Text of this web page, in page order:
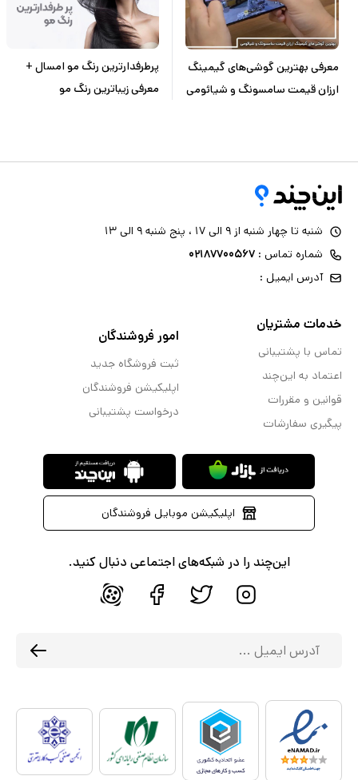
معرفی بهترین گوشی‌های گیمینگ
ارزان‌ قیمت سامسونگ و شیائومی
پرطرفدارترین رنگ مو امسال +
معرفی زیباترین رنگ مو
شنبه تا چهار شنبه از ۹ الی ۱۷ ، پنج شنبه ۹ الی ۱۳
شماره تماس : ۰۲۱۸۷۷۰۰۵۶۷
آدرس ایمیل :
خدمات مشتریان
تماس با پشتیبانی
اعتماد به این‌چند
قوانین و مقررات
پیگیری سفارشات
امور فروشندگان
ثبت فروشگاه جدید
اپلیکیشن فروشندگان
درخواست پشتیبانی
اپلیکیشن موبایل فروشندگان
این‌چند را در شبکه‌های اجتماعی دنبال کنید.